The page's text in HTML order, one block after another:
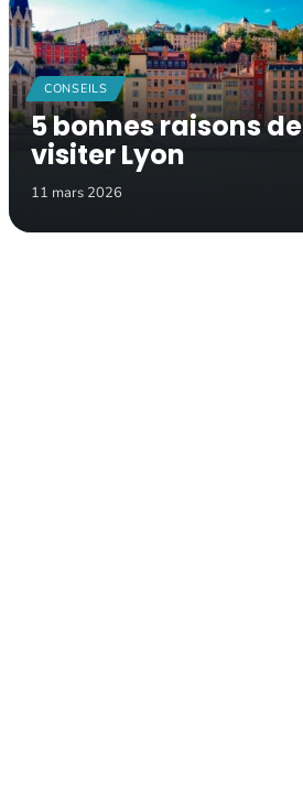
CONSEILS
5 bonnes raisons de
visiter Lyon
11 mars 2026